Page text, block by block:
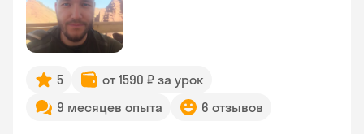
5
от 1590 ₽ за урок
9 месяцев опыта
6 отзывов